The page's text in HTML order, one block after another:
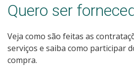
Quero ser
Veja como são feitas as
serviços e saiba como participar
compra.